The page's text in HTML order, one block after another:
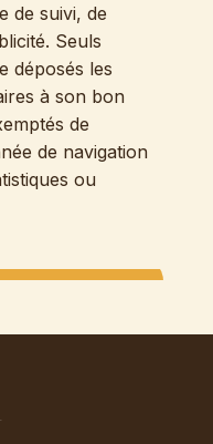
de suivi, de
Seuls
déposés les
à son bon
de
de navigation
ou